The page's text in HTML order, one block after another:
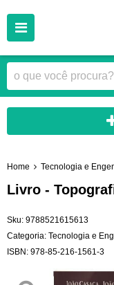
Home Tecnologia e
Livro -
Sku: 9788521615613
Categoria: Tecnologia e
ISBN: 978-85-216-1561-3